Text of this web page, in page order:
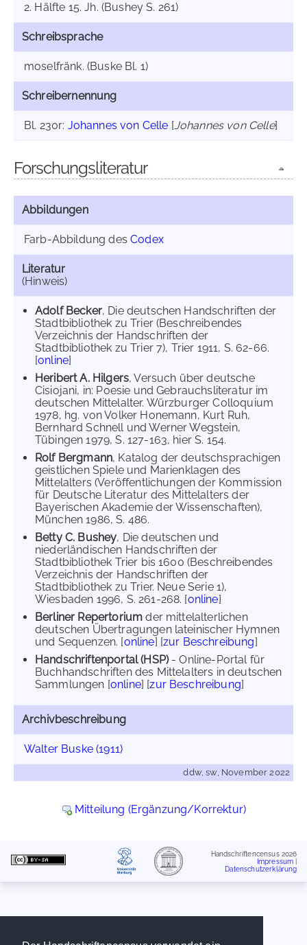
2. Hälfte 15. Jh. (Bushey S. 261)
Schreibsprache
moselfränk. (Buske Bl. 1)
Schreibernennung
Bl. 230r: Johannes von Celle [Johannes von Celle]
Forschungsliteratur
Abbildungen
Farb-Abbildung desCodex
Literatur
(Hinweis)
Adolf Becker, Die deutschen Handschriften der
Stadtbibliothek zu Trier (Beschreibendes
Verzeichnis der Handschriften der
Stadtbibliothek zu Trier 7), Trier 1911, S. 62-66.
[online]
Heribert A. Hilgers, Versuch über deutsche
Cisiojani, in: Poesie und Gebrauchsliteratur im
deutschen Mittelalter. Würzburger Colloquium
1978, hg. von Volker Honemann, Kurt Ruh,
Bernhard Schnell und Werner Wegstein,
Tübingen 1979, S. 127-163, hier S. 154.
Rolf Bergmann, Katalog der deutschsprachigen
geistlichen Spiele und Marienklagen des
Mittelalters (Veröffentlichungen der Kommission
für Deutsche Literatur des Mittelalters der
Bayerischen Akademie der Wissenschaften),
München 1986, S. 486.
Betty C. Bushey, Die deutschen und
niederländischen Handschriften der
Stadtbibliothek Trier bis 1600 (Beschreibendes
Verzeichnis der Handschriften der
Stadtbibliothek zu Trier. Neue Serie 1),
Wiesbaden 1996, S. 261-268. [online]
Berliner Repertorium der mittelalterlichen
deutschen Übertragungen lateinischer Hymnen
und Sequenzen. [online] [zur Beschreibung]
Handschriftenportal (HSP)- Online-Portal für
Buchhandschriften des Mittelalters in deutschen
Sammlungen [online] [zur Beschreibung]
Archivbeschreibung
Walter Buske (1911)
ddw, sw, November 2022
Mitteilung (Ergänzung/Korrektur)
Handschriftencensus 2026
Impressum
Datenschutzerklärung